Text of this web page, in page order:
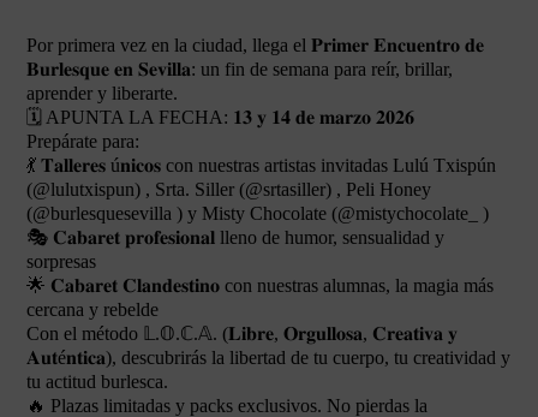
Por primera vez en la ciudad, llega el 𝐏𝐫𝐢𝐦𝐞𝐫 𝐄𝐧𝐜𝐮𝐞𝐧𝐭𝐫𝐨 𝐝𝐞
𝐁𝐮𝐫𝐥𝐞𝐬𝐪𝐮𝐞 𝐞𝐧 𝐒𝐞𝐯𝐢𝐥𝐥𝐚: un fin de semana para reír, brillar,
aprender y liberarte.
🗓 APUNTA LA FECHA: 𝟏𝟑 𝐲 𝟏𝟒 𝐝𝐞 𝐦𝐚𝐫𝐳𝐨 𝟐𝟎𝟐𝟔
Prepárate para:
💃 𝐓𝐚𝐥𝐥𝐞𝐫𝐞𝐬 ú𝐧𝐢𝐜𝐨𝐬 con nuestras artistas invitadas Lulú Txispún
(@lulutxispun) , Srta. Siller (@srtasiller) , Peli Honey
(@burlesquesevilla ) y Misty Chocolate (@mistychocolate_ )
🎭 𝐂𝐚𝐛𝐚𝐫𝐞𝐭 𝐩𝐫𝐨𝐟𝐞𝐬𝐢𝐨𝐧𝐚𝐥 lleno de humor, sensualidad y
sorpresas
🌟 𝐂𝐚𝐛𝐚𝐫𝐞𝐭 𝐂𝐥𝐚𝐧𝐝𝐞𝐬𝐭𝐢𝐧𝐨 con nuestras alumnas, la magia más
cercana y rebelde
Con el método 𝕃.𝕆.ℂ.𝔸. (𝐋𝐢𝐛𝐫𝐞, 𝐎𝐫𝐠𝐮𝐥𝐥𝐨𝐬𝐚, 𝐂𝐫𝐞𝐚𝐭𝐢𝐯𝐚 𝐲
𝐀𝐮𝐭é𝐧𝐭𝐢𝐜𝐚), descubrirás la libertad de tu cuerpo, tu creatividad y
tu actitud burlesca.
🔥 Plazas limitadas y packs exclusivos. No pierdas la